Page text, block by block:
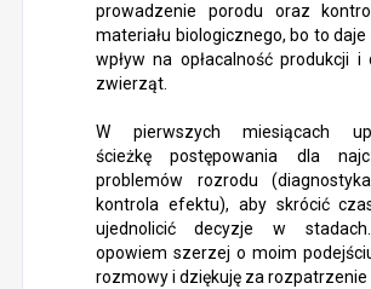
prowadzenie porodu oraz
materiału biologicznego, bo to
wpływ na opłacalność produkcji i
zwierząt.
W pierwszych miesiącach
ścieżkę postępowania dla
problemów rozrodu
kontrola efektu), aby skrócić
ujednolicić decyzje w
opowiem szerzej o moim
rozmowy i dziękuję za rozpatrzenie